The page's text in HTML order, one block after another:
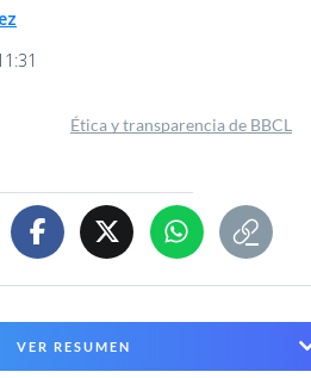
Ética y transparencia de BBCL
VER RESUMEN